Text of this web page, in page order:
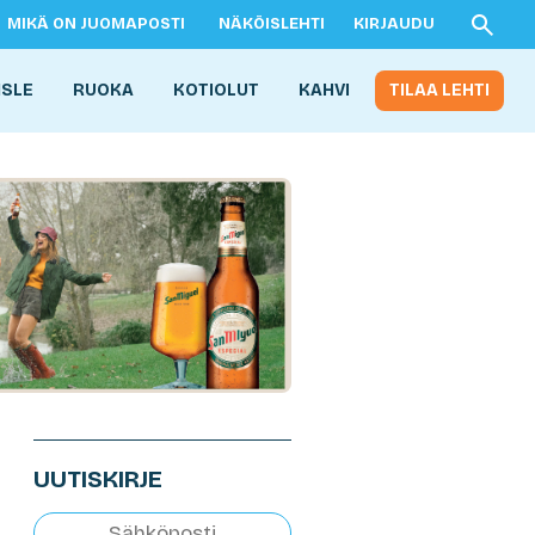
MIKÄ ON JUOMAPOSTI NÄKÖISLEHTI KIRJAUDU
RUOKA KOTIOLUT KAHVI TILAA LEHTI
UUTISKIRJE